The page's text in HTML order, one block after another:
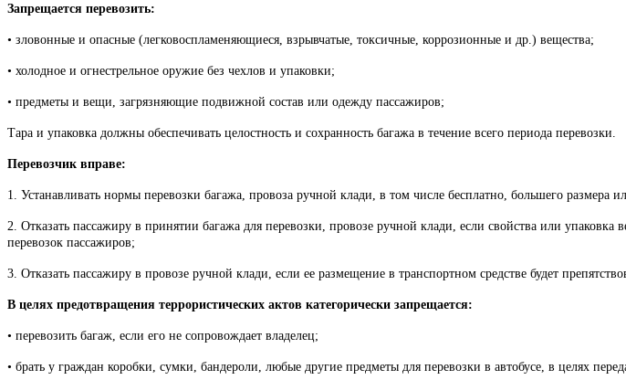
Запрещается перевозить:
• зловонные и опасные (легковоспламеняющиеся, взрывчатые, токсичные, коррозионные и др.) вещества;
• холодное и огнестрельное оружие без чехлов и упаковки;
• предметы и вещи, загрязняющие подвижной состав или одежду пассажиров;
Тара и упаковка должны обеспечивать целостность и сохранность багажа в течение всего периода перевозки.
Перевозчик вправе:
1. Устанавливать нормы перевозки багажа, провоза ручной клади, в том числе бесплатно, большего размера
2. Отказать пассажиру в принятии багажа для перевозки, провозе ручной клади, если свойства или
перевозок пассажиров;
3. Отказать пассажиру в провозе ручной клади, если ее размещение в транспортном средстве будет
В целях предотвращения террористических актов категорически запрещается:
• перевозить багаж, если его не сопровождает владелец;
• брать у граждан коробки, сумки, бандероли, любые другие предметы для перевозки в автобусе, в целях